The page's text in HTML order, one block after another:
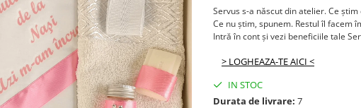
Servus s-a născut din atelier. Ce
Ce nu știm, spunem. Restul îl facem
Intră în cont și vezi beneficiile tale
> LOGHEAZA-TE AICI <
IN STOC
Durata de livrare: 7